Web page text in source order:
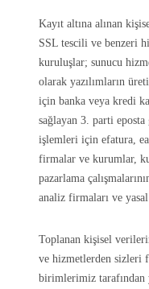
Kayıt altına alınan
SSL tescili ve benzeri
kuruluşlar; sunucu
olarak yazılımların
için banka veya kredi
sağlayan 3. parti
işlemleri için efatura,
firmalar ve kurumlar,
pazarlama
analiz firmaları ve
Toplanan kişisel
ve hizmetlerden sizleri
birimlerimiz tarafından